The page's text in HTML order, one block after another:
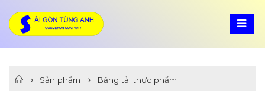
Sản phẩm Băng tải thực phẩm